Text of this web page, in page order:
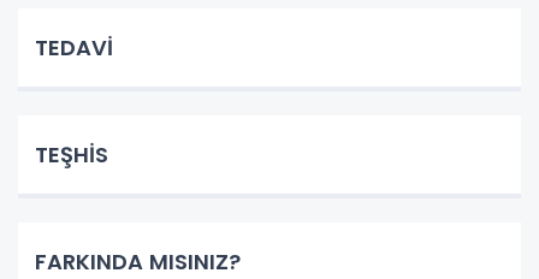
TEDAVİ
TEŞHİS
FARKINDA MISINIZ?